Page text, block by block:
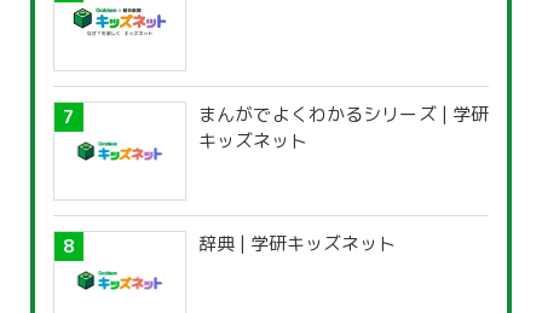
まんがでよくわかるシリーズ | 学研
キッズネット
辞典 | 学研キッズネット